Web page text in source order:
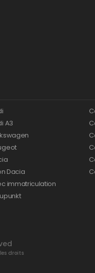
A3
Dacia
immatriculation
droits